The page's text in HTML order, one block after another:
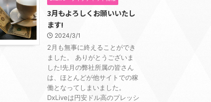
3月もよろしくお願いいたし
ます!
2024/3/1
2月も無事に終えることができ
ました。 ありがとうございま
した!先月の弊社所属の皆さん
は、ほとんどが他サイトでの稼
働となってしまいました。
DxLiveは円安ドル高のプレッシ